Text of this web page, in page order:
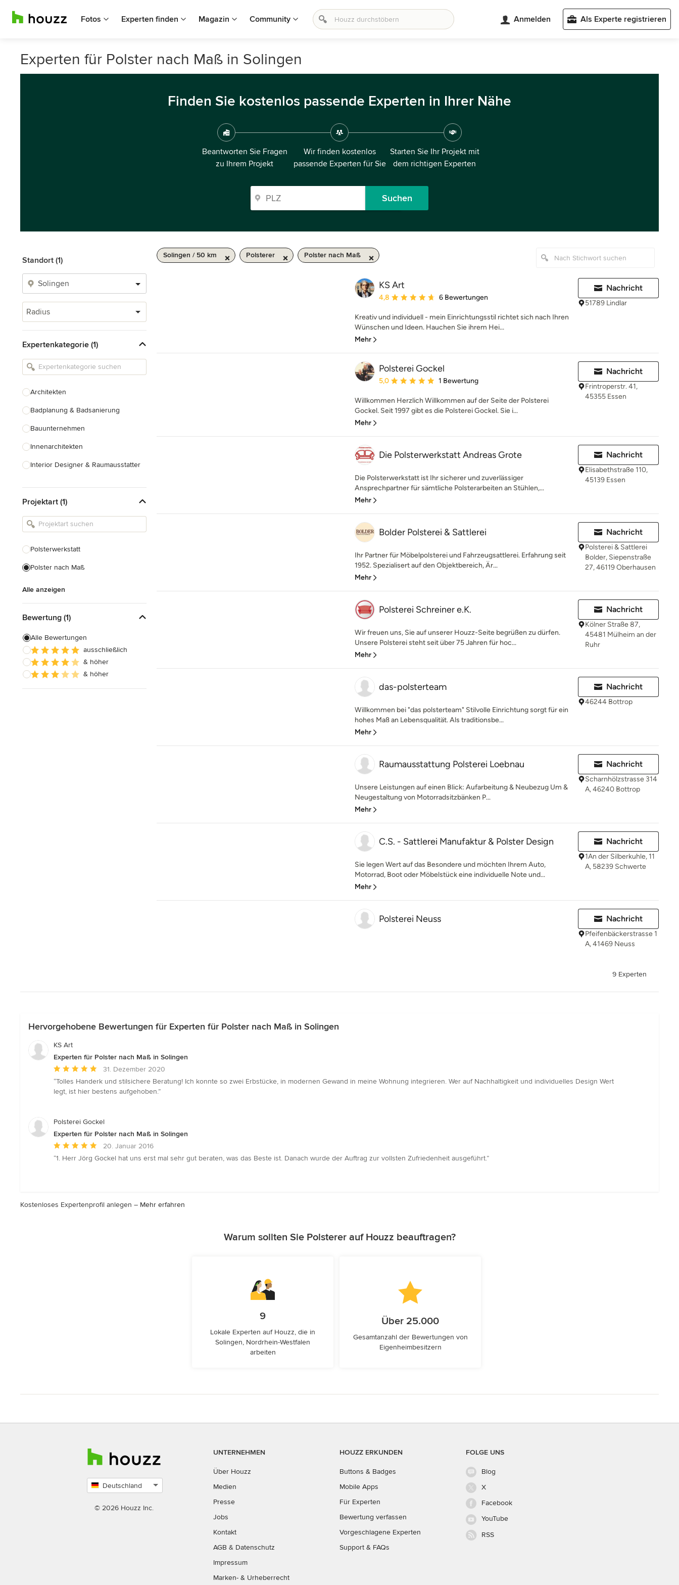
Fotos Experten finden Magazin Community Anmelden Als Experte registrieren
Experten für Polster nach Maß in Solingen
Finden Sie kostenlos passende Experten in Ihrer Nähe
Beantworten Sie Fragen
zu Ihrem Projekt
Wir finden kostenlos
passende Experten für Sie
Starten Sie Ihr Projekt mit
dem richtigen Experten
Suchen
Standort (1)
Radius
Expertenkategorie (1)
Architekten
Badplanung & Badsanierung
Bauunternehmen
Innenarchitekten
Interior Designer & Raumausstatter
Landschaftsarchitekten
Armaturen & Sanitärbedarf
Projektart (1)
Polsterwerkstatt
Polster nach Maß
Alle anzeigen
Bewertung (1)
Alle Bewertungen
ausschließlich
& höher
& höher
Solingen / 50 km Polsterer Polster nach Maß
KS Art
Durchschnittliche Bewertung: 4.8 von 5 Sternen
4,8 6 Bewertungen
Kreativ und individuell - mein Einrichtungsstil richtet sich nach Ihren
Wünschen und Ideen. Hauchen Sie ihrem Hei...
Mehr
Nachricht
51789 Lindlar
Polsterei Gockel
Durchschnittliche Bewertung: 5 von 5 Sternen
5,0 1 Bewertung
Willkommen Herzlich Willkommen auf der Seite der Polsterei
Gockel. Seit 1997 gibt es die Polsterei Gockel. Sie i...
Mehr
Nachricht
Frintroperstr. 41,
45355 Essen
Die Polsterwerkstatt Andreas Grote
Die Polsterwerkstatt ist Ihr sicherer und zuverlässiger
Ansprechpartner für sämtliche Polsterarbeiten an Stühlen,...
Mehr
Nachricht
Elisabethstraße 110,
45139 Essen
Bolder Polsterei & Sattlerei
Ihr Partner für Möbelpolsterei und Fahrzeugsattlerei. Erfahrung seit
1952. Spezialisert auf den Objektbereich, Är...
Mehr
Nachricht
Polsterei & Sattlerei
Bolder, Siepenstraße
27, 46119 Oberhausen
Polsterei Schreiner e.K.
Wir freuen uns, Sie auf unserer Houzz-Seite begrüßen zu dürfen.
Unsere Polsterei steht seit über 75 Jahren für hoc...
Mehr
Nachricht
Kölner Straße 87,
45481 Mülheim an der
Ruhr
das-polsterteam
Willkommen bei "das polsterteam" Stilvolle Einrichtung sorgt für ein
hohes Maß an Lebensqualität. Als traditionsbe...
Mehr
Nachricht
46244 Bottrop
Raumausstattung Polsterei Loebnau
Unsere Leistungen auf einen Blick: Aufarbeitung & Neubezug Um &
Neugestaltung von Motorradsitzbänken P...
Mehr
Nachricht
Scharnhölzstrasse 314
A, 46240 Bottrop
C.S. - Sattlerei Manufaktur & Polster Design
Sie legen Wert auf das Besondere und möchten Ihrem Auto,
Motorrad, Boot oder Möbelstück eine individuelle Note und...
Mehr
Nachricht
1An der Silberkuhle, 11
A, 58239 Schwerte
Polsterei Neuss Nachricht
Pfeifenbäckerstrasse 1
A, 41469 Neuss
9 Experten
Hervorgehobene Bewertungen für Experten für Polster nach Maß in Solingen
KS Art
Experten für Polster nach Maß in Solingen
Durchschnittliche
Bewertung:
5
Sternen
31. Dezember 2020
“Tolles Handerk und stilsichere Beratung! Ich konnte so zwei Erbstücke, in modernen Gewand in meine Wohnung integrieren. Wer auf Nachhaltigkeit und individuelles Design Wert
legt, ist hier bestens aufgehoben.”
Polsterei Gockel
Experten für Polster nach Maß in Solingen
Durchschnittliche
Bewertung:
20. Januar 2016
“1. Herr Jörg Gockel hat uns erst mal sehr gut beraten, was das Beste ist. Danach wurde der Auftrag zur vollsten Zufriedenheit ausgeführt.”
Kostenloses Expertenprofil anlegen – Mehr erfahren
Warum sollten Sie Polsterer auf Houzz beauftragen?
9
Lokale Experten auf Houzz, die in
Solingen, Nordrhein-Westfalen
arbeiten
Über 25.000
Gesamtanzahl der Bewertungen von
Eigenheimbesitzern
Deutschland
auswählen
© 2026 Houzz Inc.
UNTERNEHMEN
Über Houzz
Medien
Presse
Jobs
Kontakt
AGB & Datenschutz
Impressum
Marken- & Urheberrecht
HOUZZ ERKUNDEN
Buttons & Badges
Mobile Apps
Für Experten
Bewertung verfassen
Vorgeschlagene Experten
Support & FAQs
FOLGE UNS
Blog
X
Facebook
YouTube
RSS